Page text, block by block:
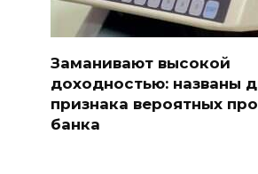
Заманивают высокой
доходностью: названы
признака вероятных
банка